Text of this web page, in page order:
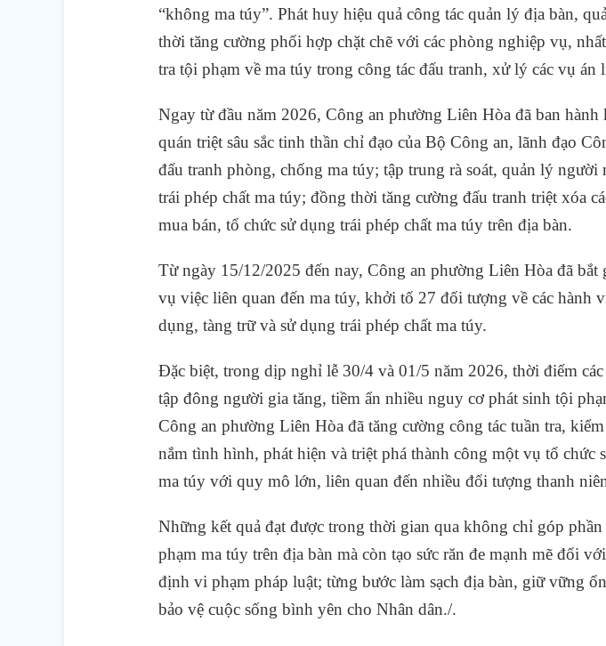
“không ma túy”. Phát huy hiệu quả công tác quản lý địa bàn,
thời tăng cường phối hợp chặt chẽ với các phòng nghiệp vụ,
tra tội phạm về ma túy trong công tác đấu tranh, xử lý các vụ án
Ngay từ đầu năm 2026, Công an phường Liên Hòa đã ban hành
quán triệt sâu sắc tinh thần chỉ đạo của Bộ Công an, lãnh đạo
đấu tranh phòng, chống ma túy; tập trung rà soát, quản lý người
trái phép chất ma túy; đồng thời tăng cường đấu tranh triệt xóa
mua bán, tổ chức sử dụng trái phép chất ma túy trên địa bàn.
Từ ngày 15/12/2025 đến nay, Công an phường Liên Hòa đã
vụ việc liên quan đến ma túy, khởi tố 27 đối tượng về các hành
dụng, tàng trữ và sử dụng trái phép chất ma túy.
Đặc biệt, trong dịp nghỉ lễ 30/4 và 01/5 năm 2026, thời điểm
tập đông người gia tăng, tiềm ẩn nhiều nguy cơ phát sinh tội
Công an phường Liên Hòa đã tăng cường công tác tuần tra,
nắm tình hình, phát hiện và triệt phá thành công một vụ tổ chức
ma túy với quy mô lớn, liên quan đến nhiều đối tượng thanh
Những kết quả đạt được trong thời gian qua không chỉ góp
phạm ma túy trên địa bàn mà còn tạo sức răn đe mạnh mẽ đối
định vi phạm pháp luật; từng bước làm sạch địa bàn, giữ vững
bảo vệ cuộc sống bình yên cho Nhân dân./.